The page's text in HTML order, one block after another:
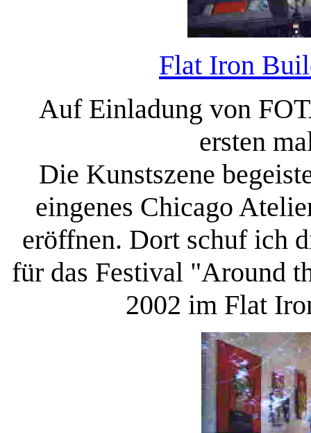
Flat Iron
Auf Einladung von
ersten
Die Kunstszene
eingenes Chicago
eröffnen. Dort schuf ich
für das Festival "Around
2002 im Flat